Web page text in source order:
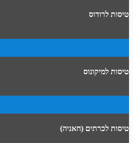
טיסות לרודוס
טיסות למיקונוס
טיסות לכרתים (חאניה)